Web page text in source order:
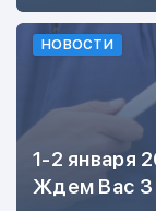
НОВОСТИ
1-2 января
Ждем Вас 3